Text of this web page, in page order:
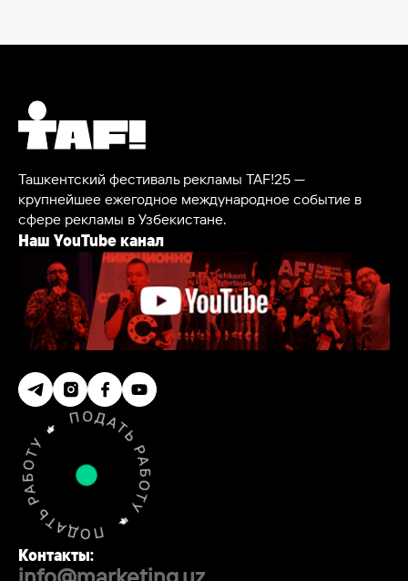
Ташкентский фестиваль рекламы TAF!25 —
крупнейшее ежегодное международное событие в
сфере рекламы в Узбекистане.
Наш YouTube канал
Контакты: